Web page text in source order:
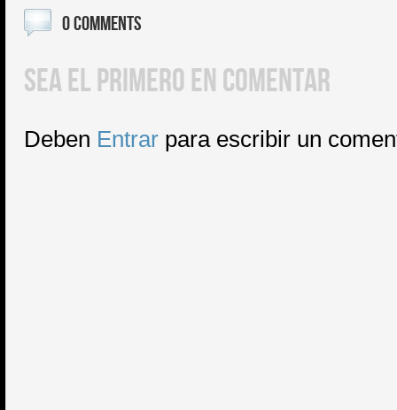
0 COMMENTS
SEA EL PRIMERO EN COMENTAR
Deben Entrar para escribir un